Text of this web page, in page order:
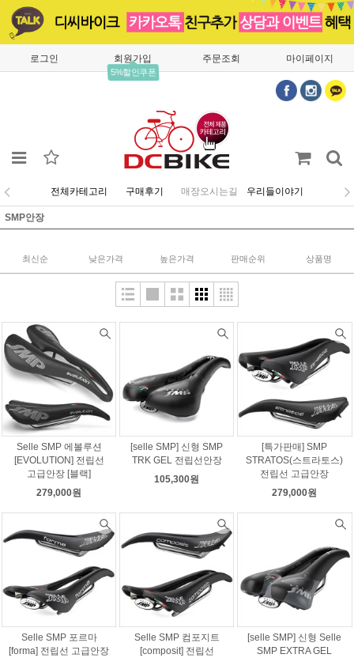
로그인 회원가입
5%할인쿠폰
주문조회 마이페이지
전체카테고리 구매후기 매장오시는길 우리들이야기
SMP안장
최신순 낮은가격 높은가격 판매순위 상품명
Selle SMP 에볼루션
[EVOLUTION] 전립선
고급안장 [블랙]
279,000원
[selle SMP] 신형 SMP
TRK GEL 전립선안장
105,300원
[특가판매] SMP
STRATOS(스트라토스)
전립선 고급안장
279,000원
Selle SMP 포르마
[forma] 전립선 고급안장
Selle SMP 컴포지트
[composit] 전립선
[selle SMP] 신형 Selle
SMP EXTRA GEL